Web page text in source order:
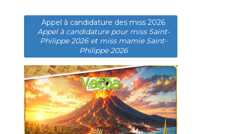
Appel à candidature des miss 2026
Appel à candidature pour miss Saint-
Philippe 2026 et miss mamie Saint-
Philippe 2026